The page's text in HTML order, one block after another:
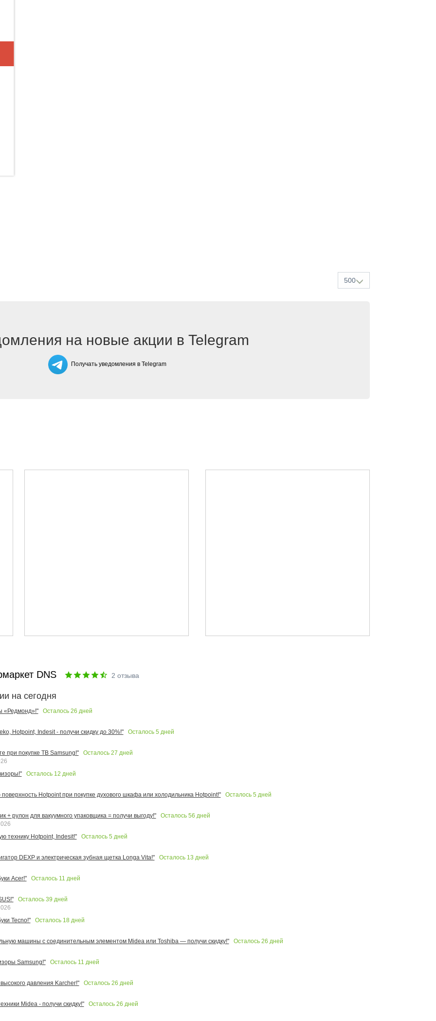
500
на новые акции в Telegram
Получать уведомления в Telegram
DNS 2 отзыва
на сегодня
«Редмонд»!" Осталось 26 дней
Hotpoint, Indesit - получи скидку до 30%!" Осталось 5 дней
при покупке ТВ Samsung!" Осталось 27 дней
Осталось 12 дней
Hotpoint при покупке духового шкафа или холодильника Hotpoint!" Осталось 5 дней
+ рулон для вакуумного упаковщика = получи выгоду!" Осталось 56 дней
технику Hotpoint, Indesit!"
Осталось 5 дней
DEXP и электрическая зубная щетка Longa Vita!" Осталось 13 дней
Acer!" Осталось 11 дней
Осталось 39 дней
Tecno!"
Осталось 18дней
машины с соединительным элементом Midea или Toshiba — получи скидку!" Осталось 26 дней
Samsung!" Осталось 11 дней
давления Karcher!" Осталось 26 дней
Midea - получи скидку!" Осталось 26 дней